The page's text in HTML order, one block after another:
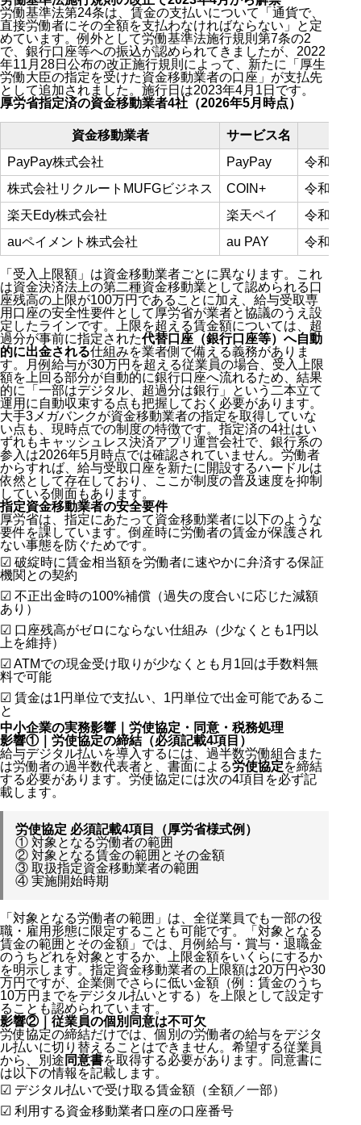
労働基準法第24条は、賃金の支払いについて「通貨で、
直接労働者にその全額を支払わなければならない」と定
めています。例外として労働基準法施行規則第7条の2
で、銀行口座等への振込が認められてきましたが、2022
年11月28日公布の改正施行規則によって、新たに「厚生
労働大臣の指定を受けた資金移動業者の口座」が支払先
として追加されました。施行日は2023年4月1日です。
厚労省指定済の資金移動業者4社（2026年5月時点）
資金移動業者 サービス名
PayPay株式会社
PayPay
令和6年8
株式会社リクルートMUFGビジネス
COIN+
令和6年
楽天Edy株式会社
楽天ペイ
令和7年3
auペイメント株式会社
au PAY 令和7年4
「受入上限額」は資金移動業者ごとに異なります。これ
は資金決済法上の第二種資金移動業として認められる口
座残高の上限が100万円であることに加え、給与受取専
用口座の安全性要件として厚労省が業者と協議のうえ設
定したラインです。上限を超える賃金額については、超
過分が事前に指定された代替口座（銀行口座等）へ自動
的に出金される仕組みを業者側で備える義務がありま
す。月例給与が30万円を超える従業員の場合、受入上限
額を上回る部分が自動的に銀行口座へ流れるため、結果
的に「一部はデジタル、超過分は銀行」という二本立て
運用に自動収束する点も把握しておく必要があります。
大手3メガバンクが資金移動業者の指定を取得していな
い点も、現時点での制度の特徴です。指定済の4社はい
ずれもキャッシュレス決済アプリ運営会社で、銀行系の
参入は2026年5月時点では確認されていません。労働者
からすれば、給与受取口座を新たに開設するハードルは
依然として存在しており、ここが制度の普及速度を抑制
している側面もあります。
指定資金移動業者の安全要件
厚労省は、指定にあたって資金移動業者に以下のような
要件を課しています。倒産時に労働者の賃金が保護され
ない事態を防ぐためです。
☑ 破綻時に賃金相当額を労働者に速やかに弁済する保証
機関との契約
☑ 不正出金時の100%補償（過失の度合いに応じた減額
あり）
☑ 口座残高がゼロにならない仕組み（少なくとも1円以
上を維持）
☑ ATMでの現金受け取りが少なくとも月1回は手数料無
料で可能
☑ 賃金は1円単位で支払い、1円単位で出金可能であるこ
と
中小企業の実務影響｜労使協定・同意・税務処理
影響①｜労使協定の締結（必須記載4項目）
給与デジタル払いを導入するには、過半数労働組合また
は労働者の過半数代表者と、書面による労使協定を締結
する必要があります。労使協定には次の4項目を必ず記
載します。
労使協定 必須記載4項目（厚労省様式例）
① 対象となる労働者の範囲
② 対象となる賃金の範囲とその金額
③ 取扱指定資金移動業者の範囲
④ 実施開始時期
「対象となる労働者の範囲」は、全従業員でも一部の役
職・雇用形態に限定することも可能です。「対象となる
賃金の範囲とその金額」では、月例給与・賞与・退職金
のうちどれを対象とするか、上限金額をいくらにするか
を明示します。指定資金移動業者の上限額は20万円や30
万円ですが、企業側でさらに低い金額（例：賃金のうち
10万円までをデジタル払いとする）を上限として設定す
ることも認められています。
影響②｜従業員の個別同意は不可欠
労使協定の締結だけでは、個別の労働者の給与をデジタ
ル払いに切り替えることはできません。希望する従業員
から、別途 同意書を取得する必要があります。同意書に
は以下の情報を記載します。
☑ デジタル払いで受け取る賃金額（全額／一部）
☑ 利用する資金移動業者口座の口座番号